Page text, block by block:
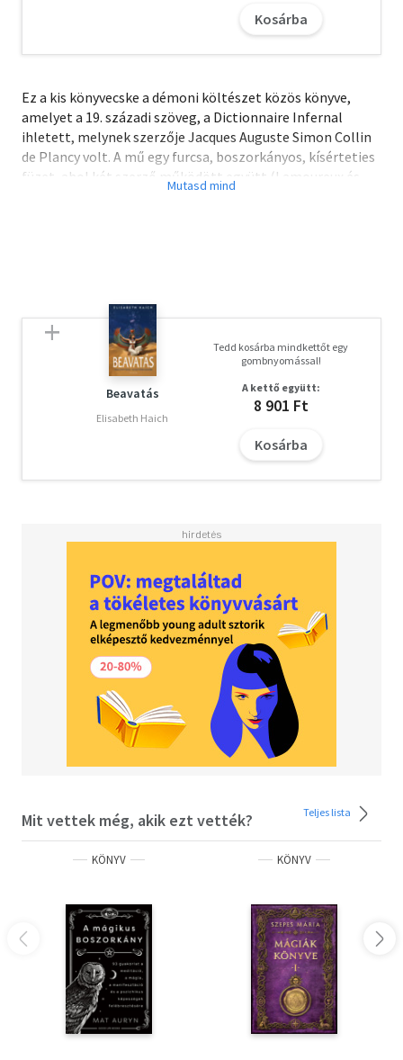
Kosárba
Ez a kis könyvecske a démoni költészet közös könyve,
amelyet a 19. századi szöveg, a Dictionnaire Infernal
ihletett, melynek szerzője Jacques Auguste Simon Collin
de Plancy volt. A mű egy furcsa, boszorkányos, kísérteties
füzet, ahol két szerző működött együtt (Lamoureux és
McCreary), hogy a versek, illetve szövegek
Beavatás
Elisabeth Haich
Tedd kosárba mindkettőt egy
gombnyomással!
A kettő együtt:
8 901 Ft
Kosárba
Mit vettek még, akik ezt vették? Teljes lista
KÖNYV KÖNYV